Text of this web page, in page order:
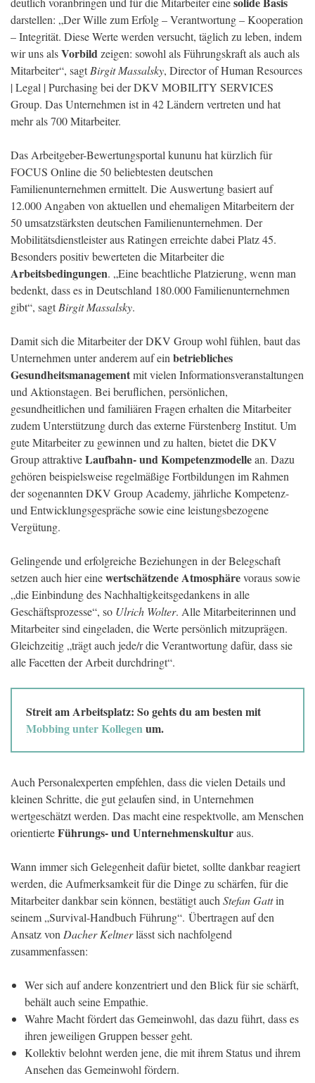
darstellen: „Der Wille zum Erfolg – Verantwortung – Kooperation
– Integrität. Diese Werte werden versucht, täglich zu leben, indem
wir uns alsVorbildzeigen: sowohl als Führungskraft als auch als
Mitarbeiter“, sagtBirgit Massalsky, Director of Human Resources
| Legal | Purchasing bei der DKV MOBILITY SERVICES
Group. Das Unternehmen ist in 42 Ländern vertreten und hat
mehr als 700 Mitarbeiter.
Das Arbeitgeber-Bewertungsportal kununu hat kürzlich für
FOCUS Online die 50 beliebtesten deutschen
Familienunternehmen ermittelt. Die Auswertung basiert auf
12.000 Angaben von aktuellen und ehemaligen Mitarbeitern der
50 umsatzstärksten deutschen Familienunternehmen. Der
Mobilitätsdienstleister aus Ratingen erreichte dabei Platz 45.
Besonders positiv bewerteten die Mitarbeiter die
Arbeitsbedingungen. „Eine beachtliche Platzierung, wenn man
bedenkt, dass es in Deutschland 180.000 Familienunternehmen
gibt“, sagtBirgit Massalsky.
Damit sich die Mitarbeiter der DKV Group wohl fühlen, baut das
Unternehmen unter anderem auf ein betriebliches
Gesundheitsmanagementmit vielen Informationsveranstaltungen
und Aktionstagen. Bei beruflichen, persönlichen,
gesundheitlichen und familiären Fragen erhalten die Mitarbeiter
zudem Unterstützung durch das externe Fürstenberg Institut. Um
gute Mitarbeiter zu gewinnen und zu halten, bietet die DKV
Group attraktiveLaufbahn- und Kompetenzmodellean. Dazu
gehören beispielsweise regelmäßige Fortbildungen im Rahmen
der sogenannten DKV Group Academy, jährliche Kompetenz-
und Entwicklungsgespräche sowie eine leistungsbezogene
Vergütung.
Gelingende und erfolgreiche Beziehungen in der Belegschaft
setzen auch hier einewertschätzende Atmosphärevoraus sowie
„die Einbindung des Nachhaltigkeitsgedankens in alle
Geschäftsprozesse“, so Ulrich Wolter. Alle Mitarbeiterinnen und
Mitarbeiter sind eingeladen, die Werte persönlich mitzuprägen.
Gleichzeitig „trägt auch jede/r die Verantwortung dafür, dass sie
alle Facetten der Arbeit durchdringt“.
Streit am Arbeitsplatz: So gehts du am besten mit
Mobbing unter Kollegenum.
Auch Personalexperten empfehlen, dass die vielen Details und
kleinen Schritte, die gut gelaufen sind, in Unternehmen
wertgeschätzt werden. Das macht eine respektvolle, am Menschen
orientierteFührungs- und Unternehmenskulturaus.
Wann immer sich Gelegenheit dafür bietet, sollte dankbar reagiert
werden, die Aufmerksamkeit für die Dinge zu schärfen, für die
Mitarbeiter dankbar sein können, bestätigt auch Stefan Gattin
seinem „Survival-Handbuch Führung“. Übertragen auf den
Ansatz von Dacher Keltnerlässt sich nachfolgend
zusammenfassen:
Wer sich auf andere konzentriert und den Blick für sie schärft,
behält auch seine Empathie.
Wahre Macht fördert das Gemeinwohl, das dazu führt, dass es
ihren jeweiligen Gruppen besser geht.
Kollektiv belohnt werden jene, die mit ihrem Status und ihrem
Ansehen das Gemeinwohl fördern.